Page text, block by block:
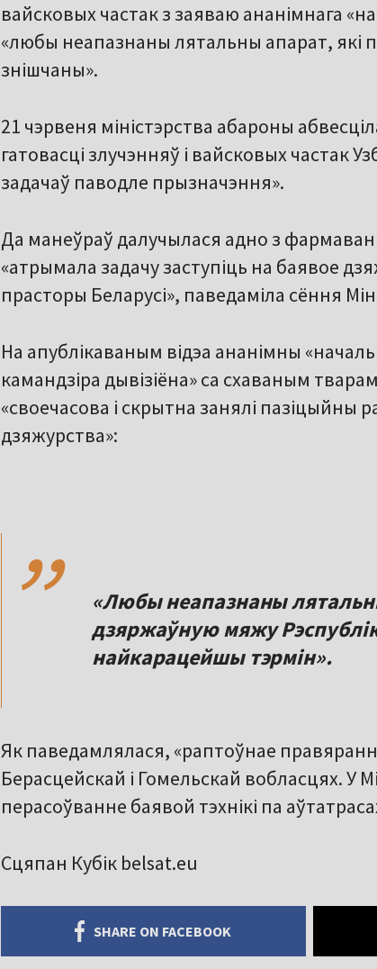
вайсковых частак з заяваю ананімнага
«любы неапазнаны лятальны апарат,
знішчаны».
21 чэрвеня міністэрства абароны
гатовасці злучэнняў і вайсковых частак
задачаў паводле прызначэння».
Да манеўраў далучылася адно з
«атрымала задачу заступіць на баявое
прасторы Беларусі», паведаміла сёння
На апублікаваным відэа ананімны
камандзіра дывізіёна» са схаваным
«своечасова і скрытна занялі пазіцыйны
дзяжурства»:
,,
«Любы неапазнаны
дзяржаўную мяжу
найкарацейшы тэрмін».
Як паведамлялася, «раптоўнае
Берасцейскай і Гомельскай вобласцях. У
перасоўванне баявой тэхнікі па
Сцяпан Кубік belsat.eu
SHARE ON FACEBOOK